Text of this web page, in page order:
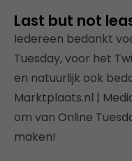
Last but not
Iedereen bedankt
Tuesday, voor het
en natuurlijk ook
Marktplaats.nl |
om van Online
maken!